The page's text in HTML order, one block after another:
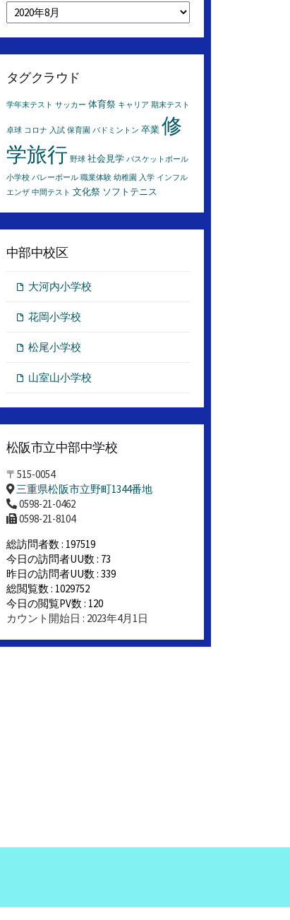
月
別
ア
ー
イ
タグクラウド
学年末テスト サッカー 体育祭 キャリア 期末テスト
卓球 コロナ 入試 保育園 バドミントン 卒業 修
学旅行 野球 社会見学 バスケットボール
小学校 バレーボール 職業体験 幼稚園 入学 インフル
エンザ 中間テスト 文化祭 ソフトテニス
中部中校区
大河内小学校
花岡小学校
松尾小学校
山室山小学校
松阪市立中部中学校
〒515-0054
三重県松阪市立野町1344番地
0598-21-0462
0598-21-8104
総訪問者数 : 197519
今日の訪問者UU数 : 73
昨日の訪問者UU数 : 339
総閲覧数 : 1029752
今日の閲覧PV数 : 120
カウント開始日 : 2023年4月1日